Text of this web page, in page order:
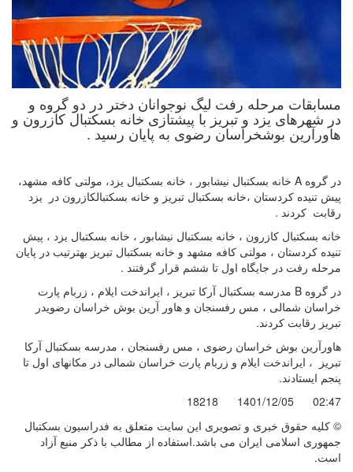
مسابقات مرحله رفت لیگ نوجوانان دختر در دو گروه و
در شهرهای یزد و تبریز با پیشتازی خانه بسکتبال کازرون و
هاورآرین بوشخراسان رضوی به پایان رسید .
در گروه A خانه بسکتبال نیشابور ، خانه بسکتبال یزد، مولتی کافه مشهد،
پیش تنیده کردستان ،خانه بسکتبال تبریز و خانه بسکتبالکازرون در یزد
رقابت کردند .
خانه بسکتبال کازرون ، خانه بسکتبال نیشابور ، خانه بسکتبال یزد ، پیش
تنیده کردستان ، مولتی کافه مشهد و خانه بسکتبال تبریز بهترتیب در پایان
مرحله رفت در جایگاه اول تا ششم قرار گرفتند .
در گروه B مدرسه بسکتبال آرکا تبریز ، ایراندخت ایلام ، زربام پارت
خراسان شمالی ، مس رفسنجان و هاور آرین بوش خراسان رضویدر
تبریز رقابت کردند.
هاورآرین بوش خراسان رضوی ، مس رفسنجان ، مدرسه بسکتبال آرکا
تبریز ، ایراندخت ایلام و زربام پارت خراسان شمالی در مکانهای اول تا
پنجم ایستادند.
02:47
1401/12/05
18218
© کليه حقوق خبری و تصويری اين سايت متعلق به فدراسیون بسکتبال
جمهوری اسلامی ایران می باشد.استفاده از مطالب با ذكر منبع آزاد
است.